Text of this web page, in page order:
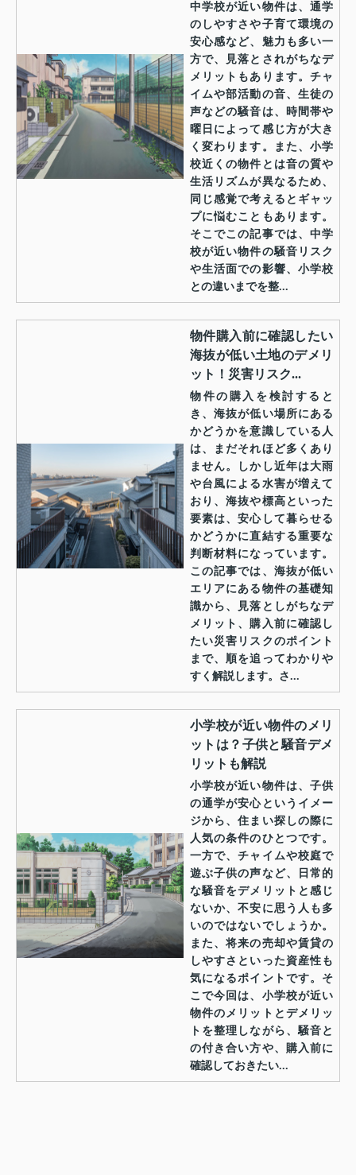
中学校が近い物件は、通学
のしやすさや子育て環境の
安心感など、魅力も多い一
方で、見落とされがちなデ
メリットもあります。チャ
イムや部活動の音、生徒の
声などの騒音は、時間帯や
曜日によって感じ方が大き
く変わります。また、小学
校近くの物件とは音の質や
生活リズムが異なるため、
同じ感覚で考えるとギャッ
プに悩むこともあります。
そこでこの記事では、中学
校が近い物件の騒音リスク
や生活面での影響、小学校
との違いまでを整...
物件購入前に確認したい
海抜が低い土地のデメリ
ット！災害リスク...
物件の購入を検討すると
き、海抜が低い場所にある
かどうかを意識している人
は、まだそれほど多くあり
ません。しかし近年は大雨
や台風による水害が増えて
おり、海抜や標高といった
要素は、安心して暮らせる
かどうかに直結する重要な
判断材料になっています。
この記事では、海抜が低い
エリアにある物件の基礎知
識から、見落としがちなデ
メリット、購入前に確認し
たい災害リスクのポイント
まで、順を追ってわかりや
すく解説します。さ...
小学校が近い物件のメリ
ットは？子供と騒音デメ
リットも解説
小学校が近い物件は、子供
の通学が安心というイメー
ジから、住まい探しの際に
人気の条件のひとつです。
一方で、チャイムや校庭で
遊ぶ子供の声など、日常的
な騒音をデメリットと感じ
ないか、不安に思う人も多
いのではないでしょうか。
また、将来の売却や賃貸の
しやすさといった資産性も
気になるポイントです。そ
こで今回は、小学校が近い
物件のメリットとデメリッ
トを整理しながら、騒音と
の付き合い方や、購入前に
確認しておきたい...